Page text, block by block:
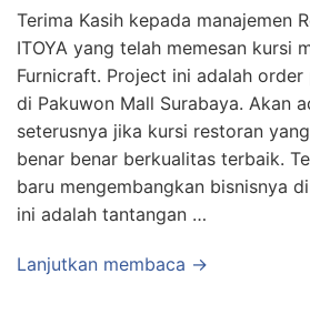
Terima Kasih kepada manajemen
ITOYA yang telah memesan kursi
Furnicraft. Project ini adalah
di Pakuwon Mall Surabaya. Akan
seterusnya jika kursi restoran
benar benar berkualitas terbaik.
baru mengembangkan bisnisnya
ini adalah tantangan …
Lanjutkan membaca →